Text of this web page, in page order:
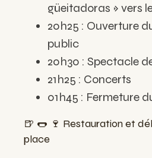
güeitadoras » vers
20h25 : Ouverture
public
20h30 : Spectacle
21h25 : Concerts
01h45 : Fermeture
🍺 🌭 🍷 Restauration et
place